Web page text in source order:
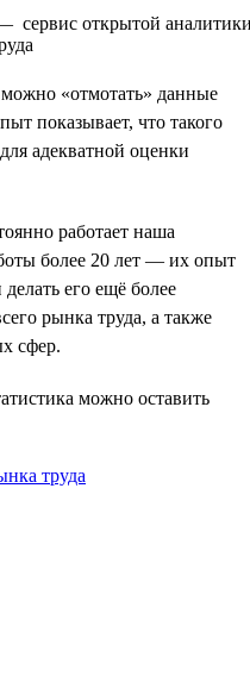
«отмотать» данные
показывает, что такого
адекватной оценки
работает наша
более 20 лет — их опыт
его ещё более
рынка труда, а также
сфер.
можно оставить
труда